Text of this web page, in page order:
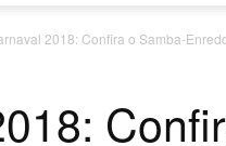
2018: Confira o Samba-